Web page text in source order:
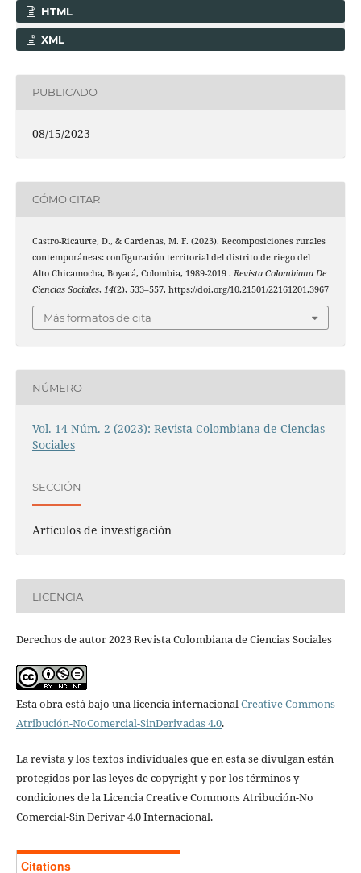
HTML
XML
PUBLICADO
08/15/2023
CÓMO CITAR
Castro-Ricaurte, D., & Cardenas, M. F. (2023). Recomposiciones rurales
contemporáneas: configuración territorial del distrito de riego del
Alto Chicamocha, Boyacá, Colombia, 1989-2019 . Revista Colombiana De
Ciencias Sociales, 14(2), 533–557. https://doi.org/10.21501/22161201.3967
Más formatos de cita
NÚMERO
Vol. 14 Núm. 2 (2023): Revista Colombiana de Ciencias
Sociales
SECCIÓN
Artículos de investigación
LICENCIA
Derechos de autor 2023 Revista Colombiana de Ciencias Sociales
Esta obra está bajo una licencia internacionalCreative Commons
Atribución-NoComercial-SinDerivadas 4.0.
La revista y los textos individuales que en esta se divulgan están
protegidos por las leyes de copyright y por los términos y
condiciones de la Licencia Creative Commons Atribución-No
Comercial-Sin Derivar 4.0 Internacional.
Citations